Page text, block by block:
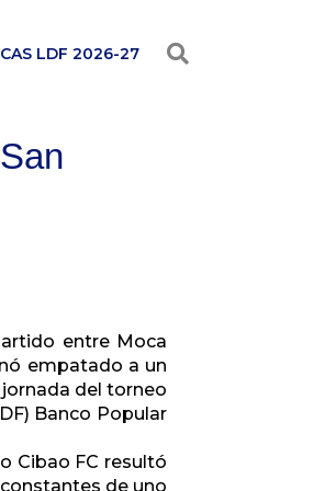
LDF 2026-27
entre Moca
empatado a un
del torneo
Banco Popular
Cibao FC resultó
de uno